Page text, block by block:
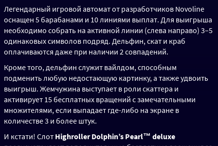
Легендарный игровой автомат от разработчиков Novoline
оснащен 5 барабанами и 10 линиями выплат. Для выигрыша
необходимо собрать на активной линии (слева направо) 3–5
одинаковых символов подряд. Дельфин, скат и краб
оплачиваются даже при наличии 2 совпадений.
Кроме того, дельфин служит вайлдом, способным
подменить любую недостающую картинку, а также удвоить
выигрыш. Жемчужина выступает в роли скаттера и
активирует 15 бесплатных вращений с замечательными
множителями, если выпадает где-либо на экране в
количестве 3 и более штук.
И кстати! Слот Highroller Dolphin’s Pearl™ deluxe